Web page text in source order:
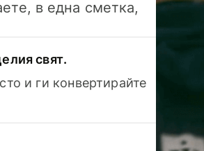
в една сметка,
свят.
и ги конвертирайте